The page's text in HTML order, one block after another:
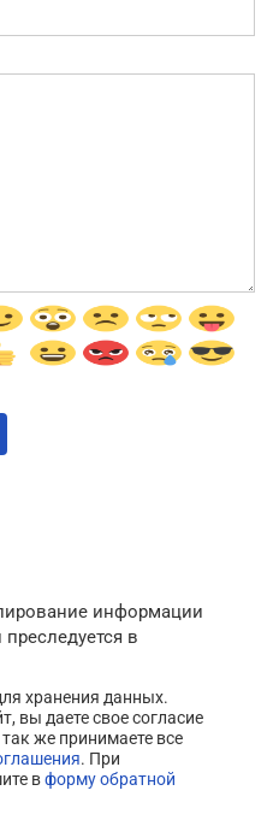
информации
преследуется в
хранения данных.
вы даете свое согласие
же принимаете все
. При
вформу обратной